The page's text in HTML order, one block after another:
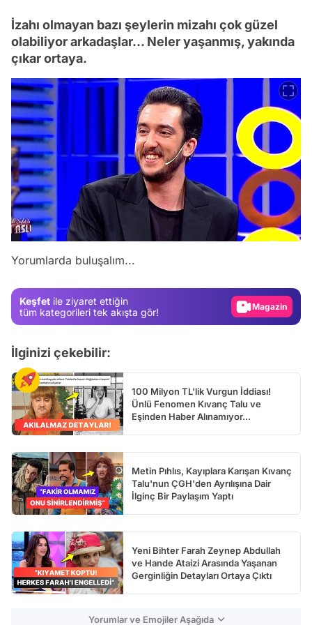
İzahı olmayan bazı şeylerin mizahı çok güzel
olabiliyor arkadaşlar... Neler yaşanmış, yakında
çıkar ortaya.
Yorumlarda buluşalım...
Keşfet ile ziyaret ettiğin
tüm kategorileri tek akışta gör!
Video
Test
Video
İlginizi çekebilir:
100 Milyon TL'lik Vurgun İddiası!
Ünlü Fenomen Kıvanç Talu ve
Eşinden Haber Alınamıyor...
Metin Pıhlıs, Kayıplara Karışan Kıvanç
Talu'nun ÇGH'den Ayrılışına Dair
İlginç Bir Paylaşım Yaptı
Yeni Bihter Farah Zeynep Abdullah
ve Hande Ataizi Arasında Yaşanan
Gerginliğin Detayları Ortaya Çıktı
Yorumlar ve Emojiler Aşağıda